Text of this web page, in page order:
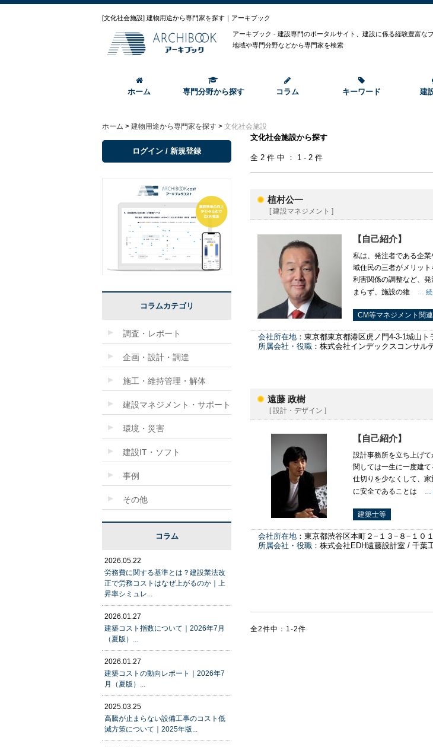
[文化社会施設] 建物用途から専門家を探す｜アーキブック
アーキブック - 建設専門のポータルサイト、建設に係る経験豊富な
地域や専門分野などから専門家を検索
ホーム 専門分野から探す コラム キーワード 建
ホーム > 建物用途から専門家を探す > 文化社会施設
文化社会施設から探す
全2件中：1-2件
植村公一
[ 建設マネジメント ]
【自己紹介】
私は、発注者である企
域住民の三者がメリッ
利害関係の調整など、
まらず、施設の維
… 続
CM等マネジメント関
会社所在地 ：東京都東京都港区虎ノ門4-3-1城山
所属会社・役職 ：株式会社インデックスコンサ
遠藤 政樹
[ 設計・デザイン ]
【自己紹介】
設計事務所を立ち上げ
関しては一生に一度建
仕切りを少なくして、
に安全であることは
…
建築士等
会社所在地 ：東京都渋谷区本町２−１３−８−１０１
所属会社・役職 ：株式会社EDH遠藤設計室 / 千葉
全2件中：1-2件
ログイン / 新規登録
コラムカテゴリ
調査・レポート
企画・設計・調達
施工・維持管理・解体
建設マネジメント・サポート
環境・災害
建設IT・ソフト
事例
その他
コラム
2026.05.22
労務費に関する基準とは？建設業法改
正で労務コストはなぜ上がるのか｜上
昇率シミュレ...
2026.01.27
建築コスト指数について｜2026年7月
（夏版）...
2026.01.27
建築コストの動向レポート｜2026年7
月（夏版）...
2025.03.25
高騰が止まらない設備工事のコスト低
減方策について｜2025年版...